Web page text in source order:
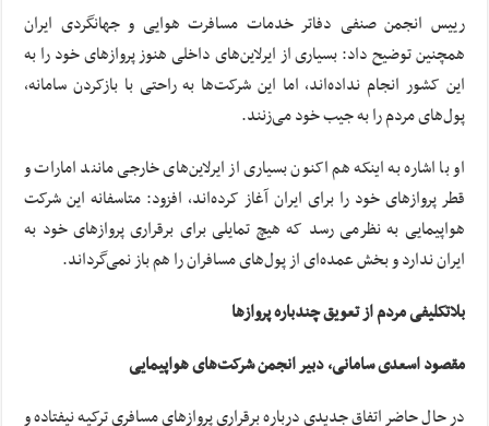
رییس انجمن صنفی دفاتر خدمات مسافرت هوایی و جهانگردی ایران
همچنین توضیح داد: بسیاری از ایرلاین‌های داخلی هنوز پرواز‌های خود را به
این کشور انجام نداده‌اند، اما این شرکت‌ها به راحتی با بازکردن سامانه،
پول‌های مردم را به جیب خود می‌زنند.
او با اشاره به اینکه هم اکنون بسیاری از ایرلاین‌های خارجی مانند امارات و
قطر پرواز‌های خود را برای ایران آغاز کرده‌اند، افزود: متاسفانه این شرکت
هواپیمایی به نظرمی رسد که هیچ تمایلی برای برقراری پرواز‌های خود به
ایران ندارد و بخش عمده‌ای از پول‌های مسافران را هم باز نمی‌گرداند.
بلاتکلیفی مردم از تعویق چندباره پروازها
مقصود اسعدی سامانی، دبیر انجمن شرکت‌های هواپیمایی
در حال حاضر اتفاق جدیدی درباره برقراری پروازهای مسافری ترکیه نیفتاده و